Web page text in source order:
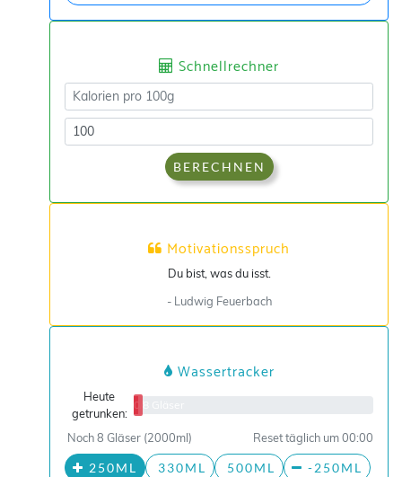
Schnellrechner
BERECHNEN
Motivationsspruch
Du bist, was du isst.
- Ludwig Feuerbach
Wassertracker
Heute
getrunken:
0/8 Gläser
Noch 8 Gläser (2000ml) Reset täglich um 00:00
250ML 330ML 500ML -250ML